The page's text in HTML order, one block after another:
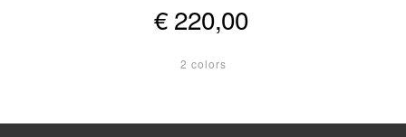
€ 220,00
2 colors